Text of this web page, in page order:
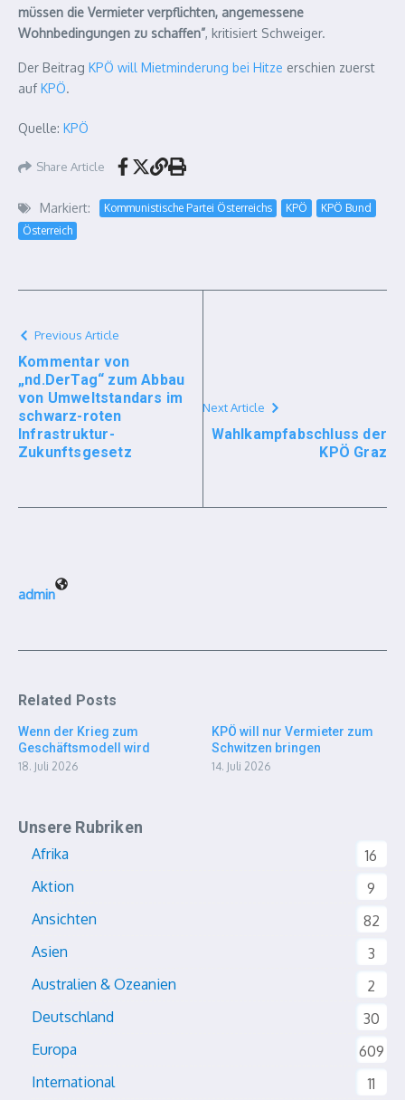
müssen die Vermieter verpflichten, angemessene
Wohnbedingungen zu schaffen”, kritisiert Schweiger.
Der Beitrag KPÖ will Mietminderung bei Hitze erschien zuerst
aufKPÖ.
Quelle: KPÖ
Share Article
Markiert: Kommunistische Partei Österreichs KPÖ
KPÖ Bund
Österreich
Previous Article
Kommentar von
„nd.DerTag“ zum Abbau
von Umweltstandars im
schwarz-roten
Infrastruktur-
Zukunftsgesetz
Next Article
Wahlkampfabschluss der
KPÖ Graz
admin
Related Posts
Wenn der Krieg zum
Geschäftsmodell wird
18. Juli 2026
KPÖ will nur Vermieter zum
Schwitzen bringen
14. Juli 2026
Unsere Rubriken
Afrika
16
Aktion
9
Ansichten
82
Asien
3
Australien & Ozeanien
2
Deutschland
30
Europa
609
International
11